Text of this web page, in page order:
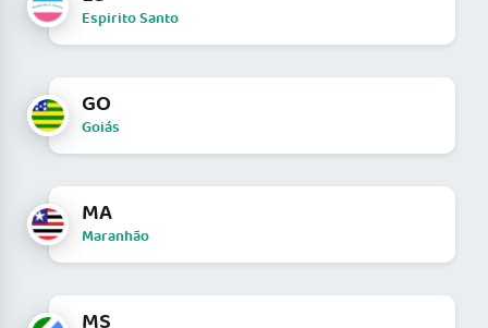
Espirito Santo
GO
Goiás
MA
Maranhão